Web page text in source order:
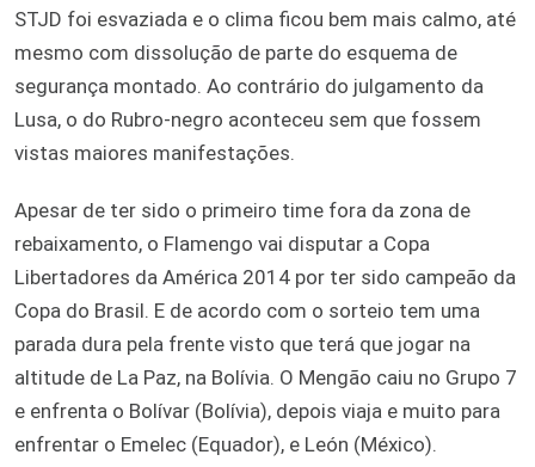
STJD foi esvaziada e o clima ficou bem mais calmo, até
mesmo com dissolução de parte do esquema de
segurança montado. Ao contrário do julgamento da
Lusa, o do Rubro-negro aconteceu sem que fossem
vistas maiores manifestações.
Apesar de ter sido o primeiro time fora da zona de
rebaixamento, o Flamengo vai disputar a Copa
Libertadores da América 2014 por ter sido campeão da
Copa do Brasil. E de acordo com o sorteio tem uma
parada dura pela frente visto que terá que jogar na
altitude de La Paz, na Bolívia. O Mengão caiu no Grupo 7
e enfrenta o Bolívar (Bolívia), depois viaja e muito para
enfrentar o Emelec (Equador), e León (México).